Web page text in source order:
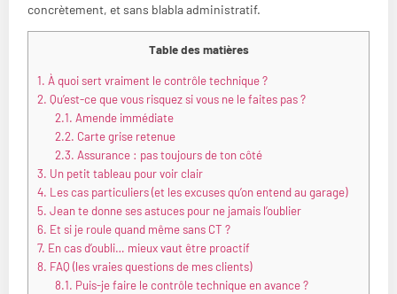
concrètement, et sans blabla administratif.
Table des matières
1. À quoi sert vraiment le contrôle technique ?
2. Qu’est-ce que vous risquez si vous ne le faites pas ?
2.1. Amende immédiate
2.2. Carte grise retenue
2.3. Assurance : pas toujours de ton côté
3. Un petit tableau pour voir clair
4. Les cas particuliers (et les excuses qu’on entend au garage)
5. Jean te donne ses astuces pour ne jamais l’oublier
6. Et si je roule quand même sans CT ?
7. En cas d’oubli… mieux vaut être proactif
8. FAQ (les vraies questions de mes clients)
8.1. Puis-je faire le contrôle technique en avance ?